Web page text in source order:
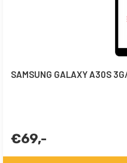
SAMSUNG GALAXY A30S
€69,-